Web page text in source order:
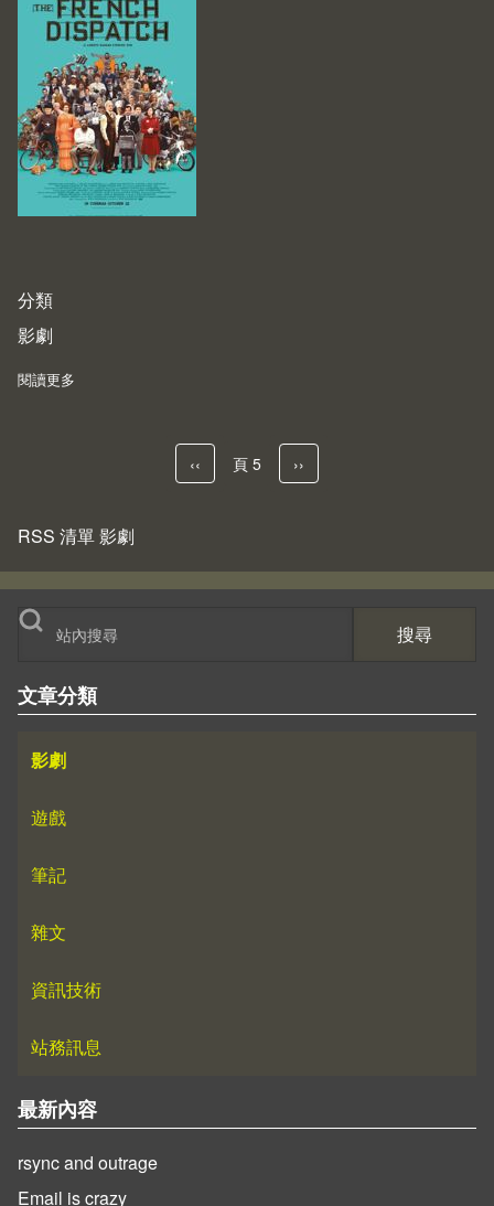
搜尋
文章分類
影劇
遊戲
筆記
雜文
資訊技術
站務訊息
最新內容
rsync and outrage
Email is crazy
分類
影劇
閱讀更多
Pagination
Previous page
‹‹ 頁 5 下一頁
››
RSS 清單 影劇